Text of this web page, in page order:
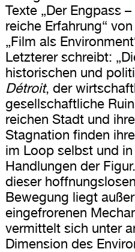
Texte „Der Engpass
reiche Erfahrung“
„Film als
Letzterer schreibt:
historischen und
Détroit, der
gesellschaftliche
reichen Stadt und
Stagnation finden
im Loop selbst und
Handlungen der
dieser
Bewegung liegt
eingefrorenen
vermittelt sich unter
Dimension des